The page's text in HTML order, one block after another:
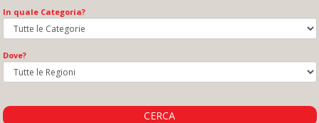
In quale Categoria?
Dove?
CERCA